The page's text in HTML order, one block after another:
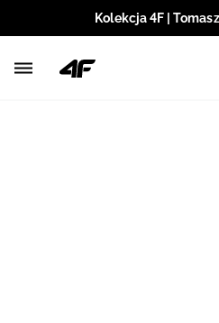
Kolekcja 4F |